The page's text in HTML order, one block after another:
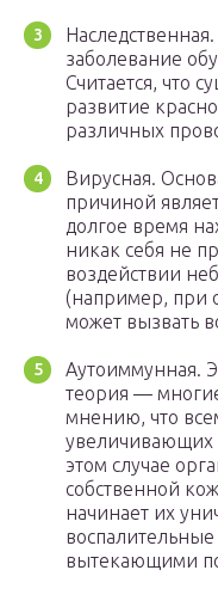
заболевание
Считается, что
развитие
различных
Вирусная.
причиной
долгое время
никак себя не
воздействии
(например, при
может вызвать
Аутоиммунная.
теория —
мнению, что
увеличивающих
этом случае
собственной
начинает их
вытекающими